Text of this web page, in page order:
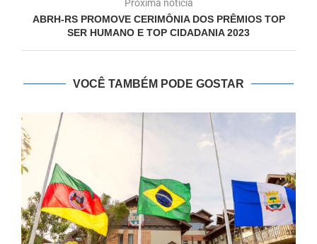
Próxima notícia
ABRH-RS PROMOVE CERIMÔNIA DOS PRÊMIOS TOP
SER HUMANO E TOP CIDADANIA 2023
VOCÊ TAMBÉM PODE GOSTAR